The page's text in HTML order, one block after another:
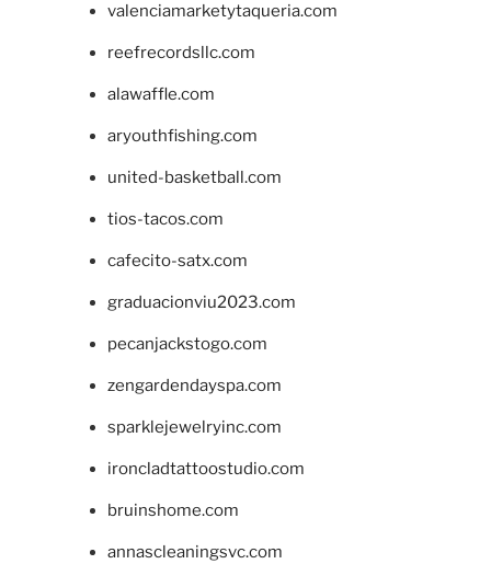
valenciamarketytaqueria.com
reefrecordsllc.com
alawaffle.com
aryouthfishing.com
united-basketball.com
tios-tacos.com
cafecito-satx.com
graduacionviu2023.com
pecanjackstogo.com
zengardendayspa.com
sparklejewelryinc.com
ironcladtattoostudio.com
bruinshome.com
annascleaningsvc.com